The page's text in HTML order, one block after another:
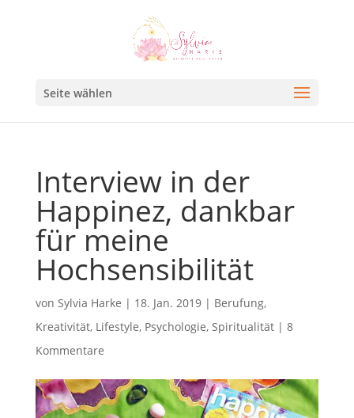
Seite wählen
Interview in der
Happinez, dankbar
für meine
Hochsensibilität
von Sylvia Harke | 18. Jan. 2019| Berufung,
Kreativität, Lifestyle, Psychologie, Spiritualität| 8
Kommentare